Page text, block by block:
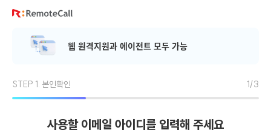
웹 원격지원과 에이전트 모두 가능
STEP 1. 본인확인 1/3
사용할 이메일 아이디를 입력해 주세요